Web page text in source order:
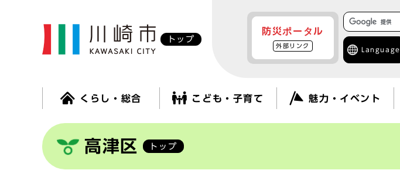
トップ
防災ポータル
外部リンク
Language
くらし・総合 こども・子育て 魅力・イベント
高津区 トップ